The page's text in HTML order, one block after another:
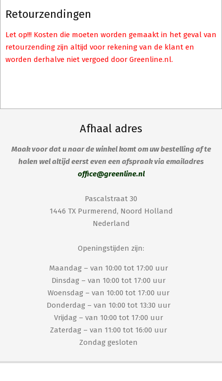
Retourzendingen
Let op!!! Kosten die moeten worden gemaakt in het geval van
retourzending zijn altijd voor rekening van de klant en
worden derhalve niet vergoed door Greenline.nl.
Afhaal adres
Maak voor dat u naar de winkel komt om uw bestelling af te
halen wel altijd eerst even een afspraak via emailadres
office@greenline.nl
Pascalstraat 30
1446 TX Purmerend, Noord Holland
Nederland
Openingstijden zijn:
Maandag – van 10:00 tot 17:00 uur
Dinsdag – van 10:00 tot 17:00 uur
Woensdag – van 10:00 tot 17:00 uur
Donderdag – van 10:00 tot 13:30 uur
Vrijdag – van 10:00 tot 17:00 uur
Zaterdag – van 11:00 tot 16:00 uur
Zondag gesloten